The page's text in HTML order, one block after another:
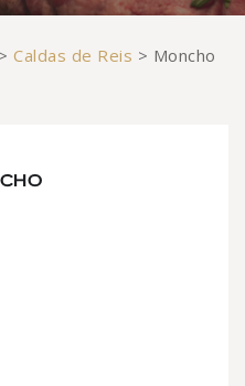
>Caldas de Reis > Moncho